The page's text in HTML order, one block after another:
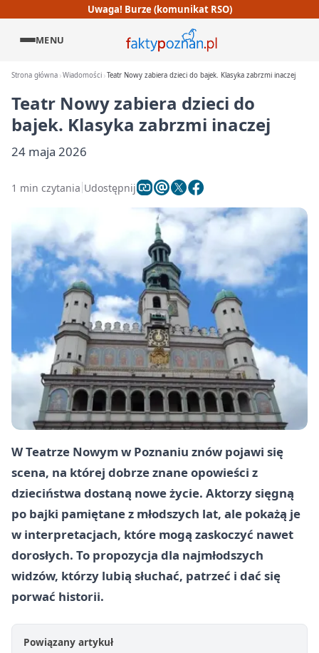
Uwaga! Burze (komunikat RSO)
MENU
Strona główna Wiadomości Teatr Nowy zabiera dzieci do bajek. Klasyka zabrzmi inaczej
Teatr Nowy zabiera dzieci do
bajek. Klasyka zabrzmi inaczej
24 maja 2026
1 min czytania Udostępnij
W Teatrze Nowym w Poznaniu znów pojawi się
scena, na której dobrze znane opowieści z
dzieciństwa dostaną nowe życie. Aktorzy sięgną
po bajki pamiętane z młodszych lat, ale pokażą je
w interpretacjach, które mogą zaskoczyć nawet
dorosłych. To propozycja dla najmłodszych
widzów, którzy lubią słuchać, patrzeć i dać się
porwać historii.
Powiązany artykuł